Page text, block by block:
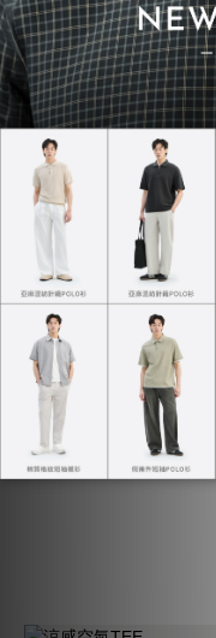
質感TEE 7.0
NT$730
輕鬆套裝西裝外套
NT$2,169
NT$2,290